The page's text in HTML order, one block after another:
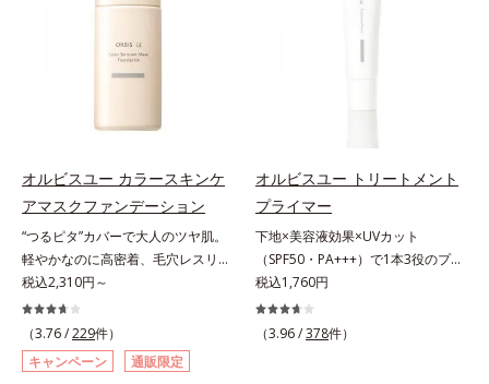
と皮脂のバランスを整え、乾燥＆ベ
にうるおいを与え、キュッと引き締
め＆ハリ感をUPさせます。また皮
採用。ファンデーションのくずれや
ます。軽やかにのびるリキッドが肌
がふっくら整うかのよう(*3)。つっ
ぱらないここちよい密着感で、さま
ざまなタイプのファンデと併用でき
ます。毛穴が気になる箇所への部分
使いもOK。*1 ファンデーションが
くずれて毛穴に落ちること*2 酸化
チタン配合＝カバー力向上成分*3
ちり・ホコリ、紫外線などの外的刺
激から肌をガードします。スキンケ
ア後にこれひとつでライトメイク効
トワークの時、近所へちょこっとお
出かけする時など、しっかりメイク
は負担に感じる日におすすめです。
オルビスユー カラースキンケ
アマスクファンデーション
“つるピタ”カバーで大人のツヤ肌。
軽やかなのに高密着、毛穴レスリキ
ッドファンデ。みずみずしく、とけ
込むように密着カバー毛穴レスでな
めらかな質感美へ導く、リキッドフ
ァンデーション「カバーはしたいけ
ど厚塗り感はイヤ」「素肌がもとも
税込2,310円～
（3.76 /229件）
キャンペーン
通販限定
オルビスユー トリートメント
プライマー
下地×美容液効果×UVカット
（SPF50・PA+++）で1本3役のプラ
イマー。凹凸をつるんとなめらかに
(*1)整え、化粧ノリUPの高機能化粧
下地。“塗るたび高まる、素肌の美
税込1,760円
（3.96 /378件）